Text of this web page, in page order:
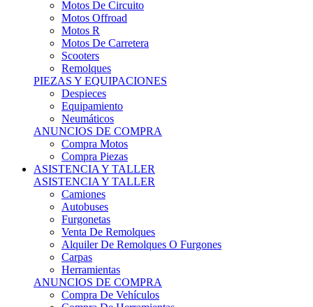
Motos R
Motos De Carretera
Scooters
Remolques
PIEZAS Y EQUIPACIONES
Despieces
Equipamiento
Neumáticos
ANUNCIOS DE COMPRA
Compra Motos
Compra Piezas
ASISTENCIA Y TALLER
ASISTENCIA Y TALLER
Camiones
Autobuses
Furgonetas
Venta De Remolques
Alquiler De Remolques O Furgones
Carpas
Herramientas
ANUNCIOS DE COMPRA
Compra De Vehículos
Compra De Herramientas